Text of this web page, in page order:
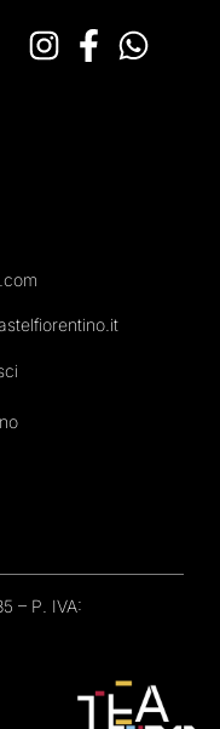
– P. IVA: